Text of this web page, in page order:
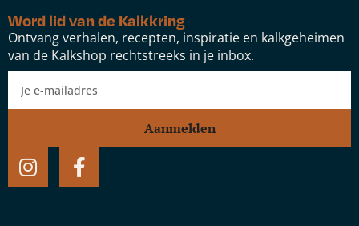
Word lid van de Kalkkring
Ontvang verhalen, recepten, inspiratie en kalkgeheimen
van de Kalkshop rechtstreeks in je inbox.
Aanmelden